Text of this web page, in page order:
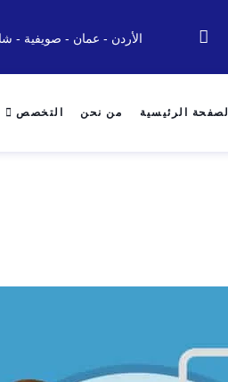
الأردن - عمان - صويفية -
الصفحة الرئيسية من نحن التخصص